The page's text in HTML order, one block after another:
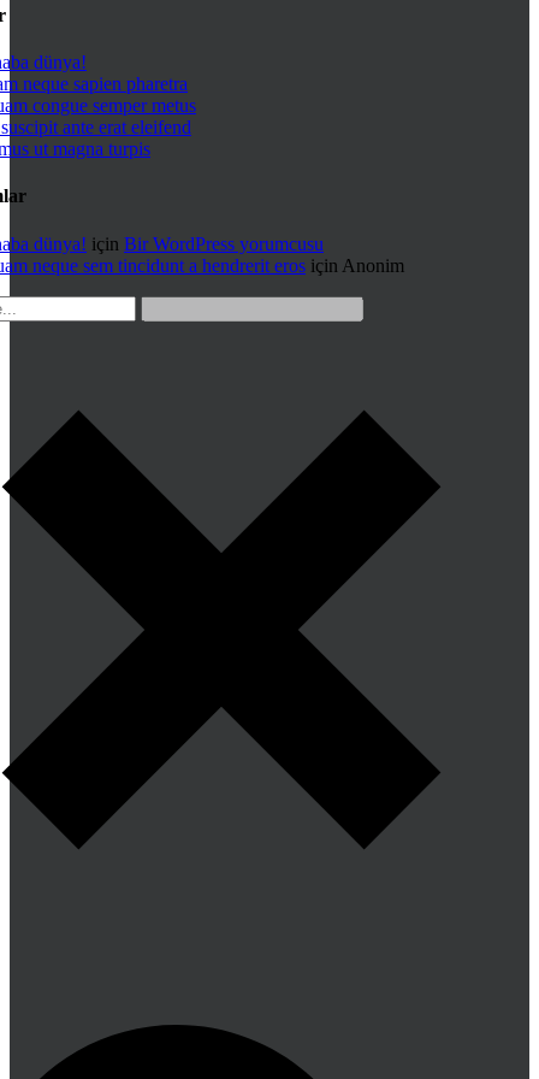
dünya!
neque sapien pharetra
congue semper metus
ante erat eleifend
ut magna turpis
dünya! için Bir WordPress yorumcusu
neque sem tincidunt a hendrerit eros için Anonim